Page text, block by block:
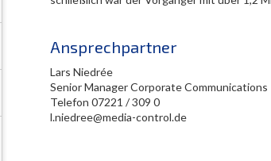
Ansprechpartner
Lars Niedrée
Senior Manager Corporate Communications
Telefon 07221 / 309 0
l.niedree@media-control.de